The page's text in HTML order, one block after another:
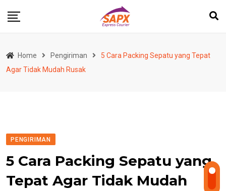
Home Pengiriman
5 Cara Packing Sepatu yang Tepat
Agar Tidak Mudah Rusak
PENGIRIMAN
5 Cara Packing Sepatu yang
Tepat Agar Tidak Mudah